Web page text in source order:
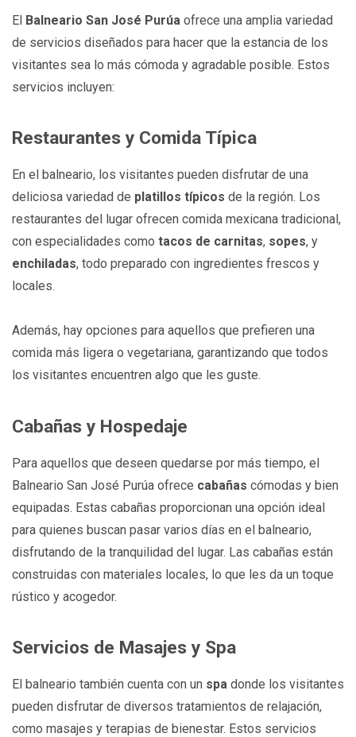
El Balneario San José Purúa ofrece una amplia variedad
de servicios diseñados para hacer que la estancia de los
visitantes sea lo más cómoda y agradable posible. Estos
servicios incluyen:
Restaurantes y Comida Típica
En el balneario, los visitantes pueden disfrutar de una
deliciosa variedad de platillos típicos de la región. Los
restaurantes del lugar ofrecen comida mexicana tradicional,
con especialidades como tacos de carnitas, sopes, y
enchiladas, todo preparado con ingredientes frescos y
locales.
Además, hay opciones para aquellos que prefieren una
comida más ligera o vegetariana, garantizando que todos
los visitantes encuentren algo que les guste.
Cabañas y Hospedaje
Para aquellos que deseen quedarse por más tiempo, el
Balneario San José Purúa ofrece cabañas cómodas y bien
equipadas. Estas cabañas proporcionan una opción ideal
para quienes buscan pasar varios días en el balneario,
disfrutando de la tranquilidad del lugar. Las cabañas están
construidas con materiales locales, lo que les da un toque
rústico y acogedor.
Servicios de Masajes y Spa
El balneario también cuenta con un spa donde los visitantes
pueden disfrutar de diversos tratamientos de relajación,
como masajes y terapias de bienestar. Estos servicios